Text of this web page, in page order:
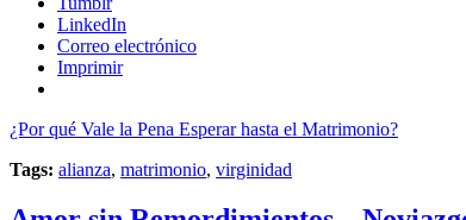
LinkedIn
Correo electrónico
Imprimir
¿Por qué Vale la Pena Esperar hasta el Matrimonio?
Tags: alianza, matrimonio, virginidad